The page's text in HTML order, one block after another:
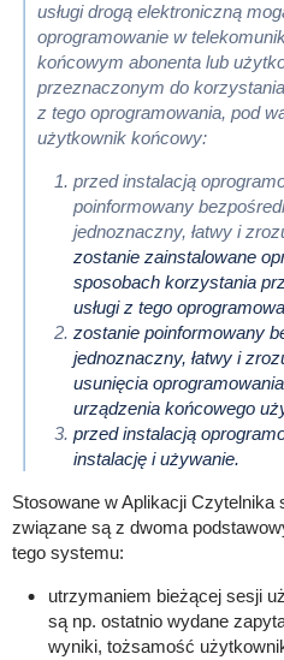
usługi drogą elektroniczną
oprogramowanie w
końcowym abonenta lub
przeznaczonym do
z tego oprogramowania, pod
użytkownik końcowy:
przed instalacją
poinformowany
jednoznaczny, łatwy i
zostanie zainstalowane
sposobach korzystania
usługi z tego
zostanie poinformowany
jednoznaczny, łatwy i
usunięcia oprogramowania
urządzenia końcowego
przed instalacją
instalację i używanie.
Stosowane w Aplikacji Czytelnika
związane są z dwoma
tego systemu:
utrzymaniem bieżącej sesji
są np. ostatnio wydane
wyniki, tożsamość